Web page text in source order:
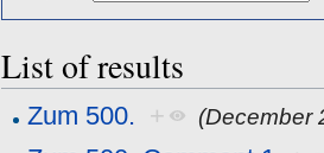
List of results
Zum 500. + (December